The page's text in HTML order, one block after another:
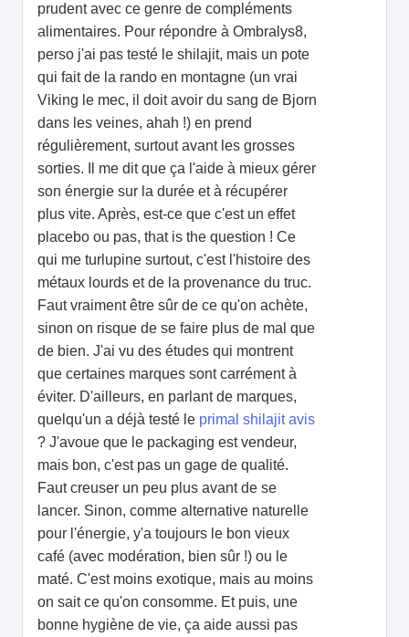
prudent avec ce genre de compléments
alimentaires. Pour répondre à Ombralys8,
perso j'ai pas testé le shilajit, mais un pote
qui fait de la rando en montagne (un vrai
Viking le mec, il doit avoir du sang de Bjorn
dans les veines, ahah !) en prend
régulièrement, surtout avant les grosses
sorties. Il me dit que ça l'aide à mieux gérer
son énergie sur la durée et à récupérer
plus vite. Après, est-ce que c'est un effet
placebo ou pas, that is the question ! Ce
qui me turlupine surtout, c'est l'histoire des
métaux lourds et de la provenance du truc.
Faut vraiment être sûr de ce qu'on achète,
sinon on risque de se faire plus de mal que
de bien. J'ai vu des études qui montrent
que certaines marques sont carrément à
éviter. D'ailleurs, en parlant de marques,
quelqu'un a déjà testé le primal shilajit avis
? J'avoue que le packaging est vendeur,
mais bon, c'est pas un gage de qualité.
Faut creuser un peu plus avant de se
lancer. Sinon, comme alternative naturelle
pour l'énergie, y'a toujours le bon vieux
café (avec modération, bien sûr !) ou le
maté. C'est moins exotique, mais au moins
on sait ce qu'on consomme. Et puis, une
bonne hygiène de vie, ça aide aussi pas